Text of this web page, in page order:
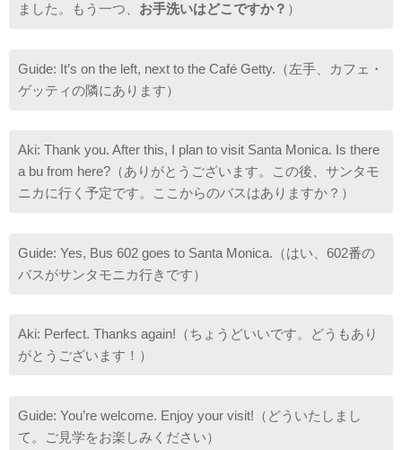
ました。もう一つ、 お手洗いはどこですか？ ）
Guide: It’s on the left, next to the Café Getty.（左手、カフェ・
ゲッティの隣にあります）
Aki: Thank you. After this, I plan to visit Santa Monica. Is there
a bu from here?（ありがとうございます。この後、サンタモ
ニカに行く予定です。ここからのバスはありますか？）
Guide: Yes, Bus 602 goes to Santa Monica.（はい、602番の
バスがサンタモニカ行きです）
Aki: Perfect. Thanks again!（ちょうどいいです。どうもあり
がとうございます！）
Guide: You’re welcome. Enjoy your visit!（どういたしまし
て。ご見学をお楽しみください）